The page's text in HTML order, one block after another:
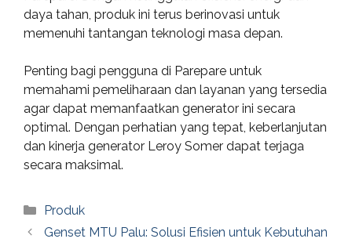
daya tahan, produk ini terus berinovasi untuk
memenuhi tantangan teknologi masa depan.
Penting bagi pengguna di Parepare untuk
memahami pemeliharaan dan layanan yang tersedia
agar dapat memanfaatkan generator ini secara
optimal. Dengan perhatian yang tepat, keberlanjutan
dan kinerja generator Leroy Somer dapat terjaga
secara maksimal.
Categories
Produk
Genset MTU Palu: Solusi Efisien untuk Kebutuhan